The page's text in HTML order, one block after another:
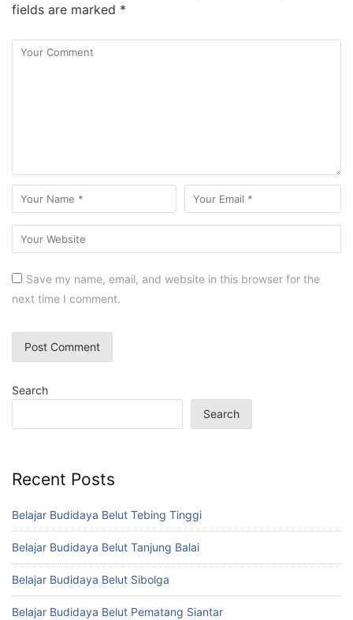
fields are marked *
Save my name, email, and website in this browser for the
next time I comment.
Search
Search
Recent Posts
Belajar Budidaya Belut Tebing Tinggi
Belajar Budidaya Belut Tanjung Balai
Belajar Budidaya Belut Sibolga
Belajar Budidaya Belut Pematang Siantar